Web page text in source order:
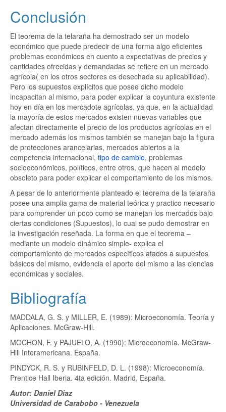
Conclusión
El teorema de la telaraña ha demostrado ser un modelo
económico que puede predecir de una forma algo eficientes
problemas económicos en cuento a expectativas de precios y
cantidades ofrecidas y demandadas se refiere en un mercado
agrícola( en los otros sectores es desechada su aplicabilidad).
Pero los supuestos explícitos que posee dicho modelo
incapacitan al mismo, para poder explicar la coyuntura existente
hoy en día en los mercadote agrícolas, ya que, en la actualidad
la mayoría de estos mercados existen nuevas variables que
afectan directamente el precio de los productos agrícolas en el
mercado además los mismos también se manejan bajo la figura
de protecciones arancelarias, mercados abiertos a la
competencia internacional, tipo de cambio, problemas
socioeconómicos, políticos, entre otros, que hacen al modelo
obsoleto para poder explicar el comportamiento de los mismos.
A pesar de lo anteriormente planteado el teorema de la telaraña
posee una amplia gama de material teórica y practico necesario
para comprender un poco como se manejan los mercados bajo
ciertas condiciones (Supuestos), lo cual se pudo demostrar en
la investigación reseñada. La forma en que el teorema –
mediante un modelo dinámico simple- explica el
comportamiento de mercados específicos atados a supuestos
básicos del mismo, evidencia el aporte del mismo a las ciencias
económicas y sociales.
Bibliografía
MADDALA, G. S. y MILLER, E. (1989): Microeconomía. Teoría y
Aplicaciones. McGraw-Hill.
MOCHON, F. y PAJUELO, A. (1990): Microeconomía. McGraw-
Hill Interamericana. España.
PINDYCK, R. S. y RUBINFELD, D. L. (1998): Microeconomía.
Prentice Hall Iberia. 4ta edición. Madrid, España.
Autor: Daniel Diaz
Universidad de Carabobo - Venezuela